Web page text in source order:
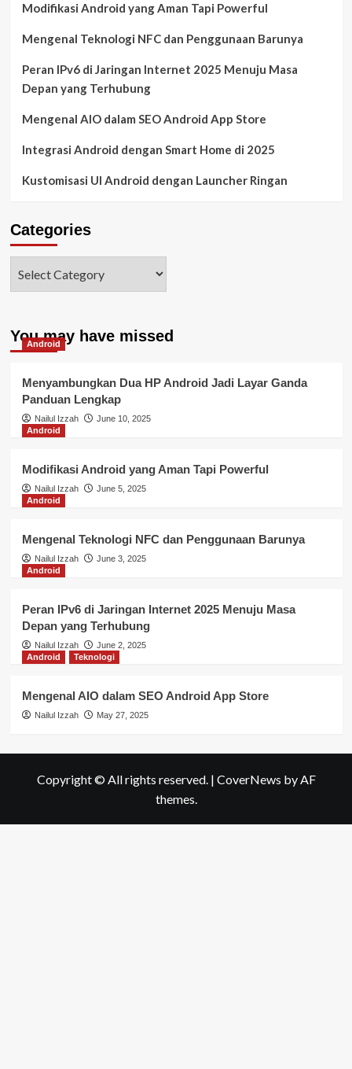
Modifikasi Android yang Aman Tapi Powerful
Mengenal Teknologi NFC dan Penggunaan Barunya
Peran IPv6 di Jaringan Internet 2025 Menuju Masa
Depan yang Terhubung
Mengenal AIO dalam SEO Android App Store
Integrasi Android dengan Smart Home di 2025
Kustomisasi UI Android dengan Launcher Ringan
Categories
You may have missed
Android
Menyambungkan Dua HP Android Jadi Layar Ganda
Panduan Lengkap
Nailul Izzah
June 10, 2025
Android
Modifikasi Android yang Aman Tapi Powerful
Nailul Izzah
June 5, 2025
Android
Mengenal Teknologi NFC dan Penggunaan Barunya
Nailul Izzah
June 3, 2025
Android
Peran IPv6 di Jaringan Internet 2025 Menuju Masa
Depan yang Terhubung
Nailul Izzah
June 2, 2025
Android
Teknologi
Mengenal AIO dalam SEO Android App Store
Nailul Izzah May 27, 2025
Copyright © All rights reserved. | CoverNews by AF
themes.